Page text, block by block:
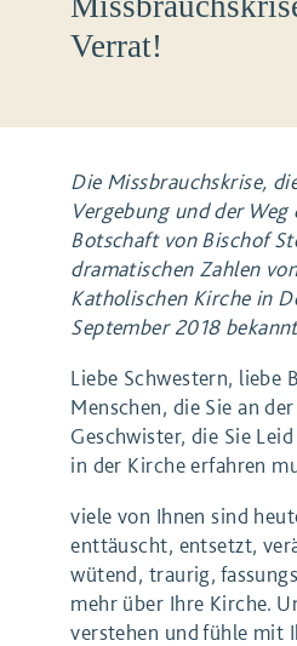
Verrat!
Die Missbrauchskrise,
Vergebung und der
Botschaft von Bischof
dramatischen Zahlen
Katholischen Kirche in
September 2018
Liebe Schwestern, liebe
Menschen, die Sie an
Geschwister, die Sie
in der Kirche erfahren
viele von Ihnen sind
enttäuscht, entsetzt,
wütend, traurig,
mehr über Ihre Kirche.
verstehen und fühle mit